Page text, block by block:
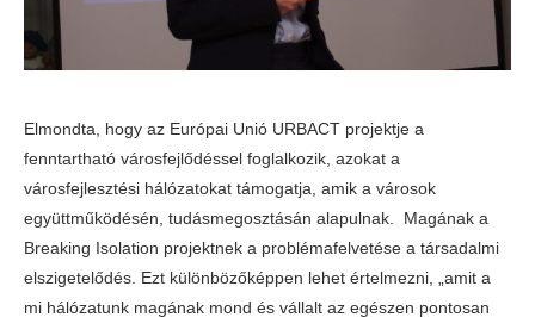
Elmondta, hogy az Európai Unió URBACT projektje a
fenntartható városfejlődéssel foglalkozik, azokat a
városfejlesztési hálózatokat támogatja, amik a városok
együttműködésén, tudásmegosztásán alapulnak. Magának a
Breaking Isolation projektnek a problémafelvetése a társadalmi
elszigetelődés. Ezt különbözőképpen lehet értelmezni, „amit a
mi hálózatunk magának mond és vállalt az egészen pontosan